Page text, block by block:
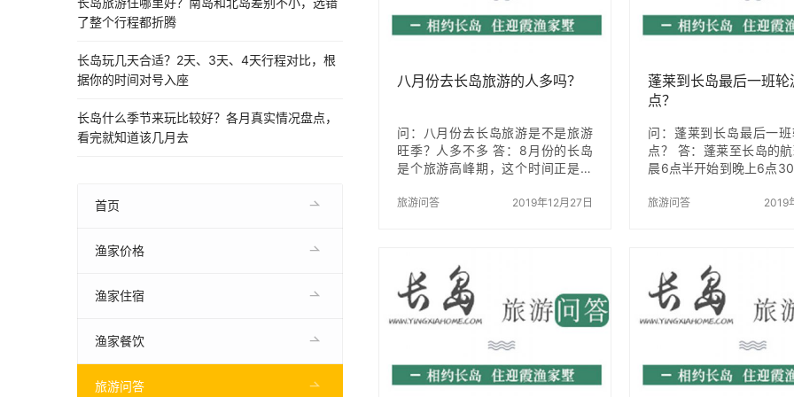
边独特的春日风光。此外，春季也
是海鲜逐渐丰富的季节，您可以品
宿周边有夜市，这里民
静祥和，是一处清闲海
八月份去长岛旅游的人多吗？
问：八月份去长岛旅游是不是旅游
旺季？人多不多 答：8月份的长岛
是个旅游高峰期，这个时间正是孩
游客最顶峰的时候，每天进岛的游
方，如果您是选择8月份来长岛，一
定要提前一个月先预定自己满意的
渔家乐。
旅游问答 2019年12月27日
蓬莱到长岛最后一班轮
点？
问：蓬莱到长岛最后一
点？ 答：蓬莱至长岛的
晨6点半开始到晚上6点
45分钟。客船是30分钟
旅游问答 2019
了整个行程都折腾
长岛玩几天合适？2天、3天、4天行程对比，根
据你的时间对号入座
长岛什么季节来玩比较好？各月真实情况盘点，
看完就知道该几月去
首页
渔家价格
渔家住宿
渔家餐饮
旅游问答